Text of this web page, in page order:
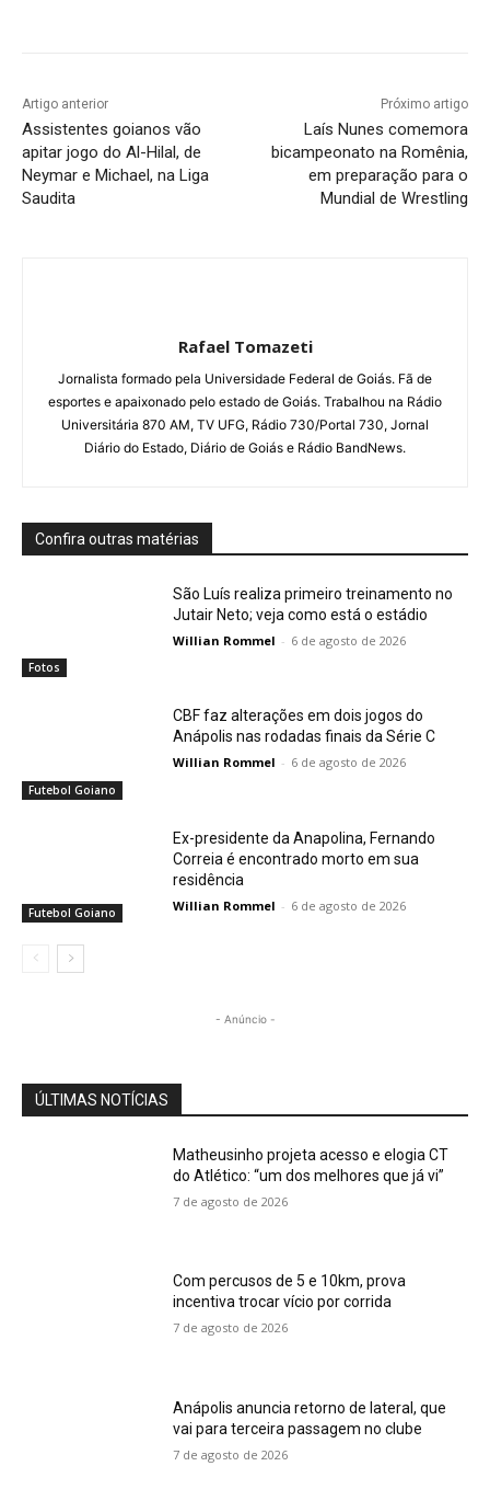
Artigo anterior
Assistentes goianos vão
apitar jogo do Al-Hilal, de
Neymar e Michael, na Liga
Saudita
Próximo artigo
Laís Nunes comemora
bicampeonato na Romênia,
em preparação para o
Mundial de Wrestling
Rafael Tomazeti
Jornalista formado pela Universidade Federal de Goiás. Fã de
esportes e apaixonado pelo estado de Goiás. Trabalhou na Rádio
Universitária 870 AM, TV UFG, Rádio 730/Portal 730, Jornal
Diário do Estado, Diário de Goiás e Rádio BandNews.
Confira outras matérias
Fotos
São Luís realiza primeiro treinamento no
Jutair Neto; veja como está o estádio
Willian Rommel - 6 de agosto de 2026
Futebol Goiano
CBF faz alterações em dois jogos do
Anápolis nas rodadas finais da Série C
Willian Rommel - 6 de agosto de 2026
Futebol Goiano
Ex-presidente da Anapolina, Fernando
Correia é encontrado morto em sua
residência
Willian Rommel - 6 de agosto de 2026
- Anúncio -
ÚLTIMAS NOTÍCIAS
Matheusinho projeta acesso e elogia CT
do Atlético: “um dos melhores que já vi”
7 de agosto de 2026
Com percusos de 5 e 10km, prova
incentiva trocar vício por corrida
7 de agosto de 2026
Anápolis anuncia retorno de lateral, que
vai para terceira passagem no clube
7 de agosto de 2026